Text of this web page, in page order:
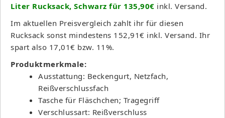
Liter Rucksack, Schwarz für 135,90€ inkl. Versand.
Im aktuellen Preisvergleich zahlt ihr für diesen
Rucksack sonst mindestens 152,91€ inkl. Versand. Ihr
spart also 17,01€ bzw. 11%.
Produktmerkmale:
Ausstattung: Beckengurt, Netzfach,
Reißverschlussfach
Tasche für Fläschchen; Tragegriff
Verschlussart: Reißverschluss